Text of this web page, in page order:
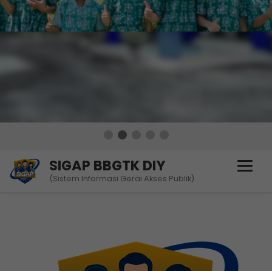
SIGAP BBGTK DIY
(Sistem Informasi Gerai Akses Publik)